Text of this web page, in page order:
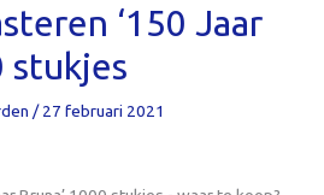
‘150 Jaar
stukjes
/27 februari 2021